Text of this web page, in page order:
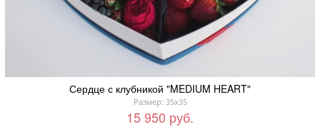
Сердце с клубникой "MEDIUM HEART"
Размер: 35x35
15 950 руб.